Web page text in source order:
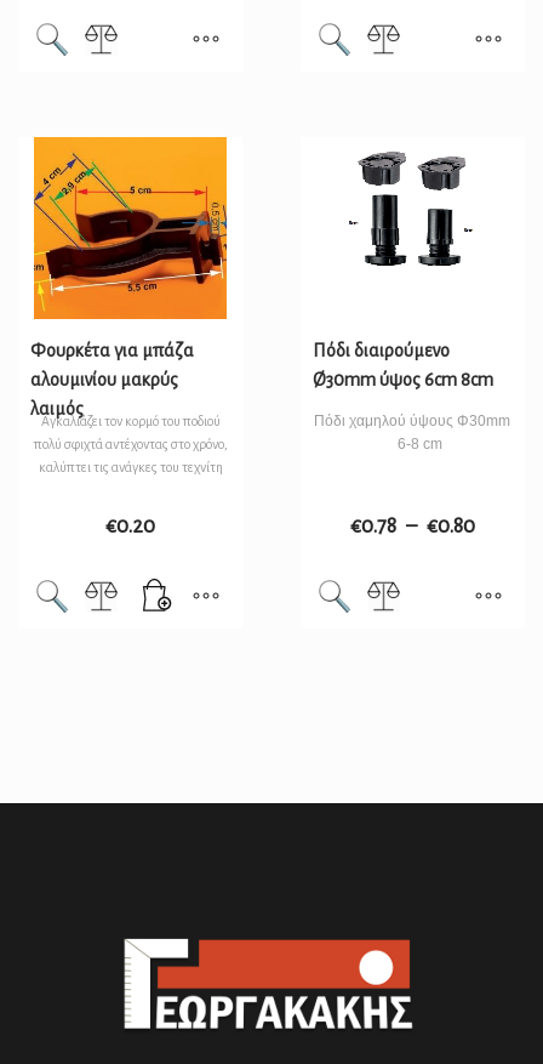
Φουρκέτα για μπάζα
αλουμινίου μακρύς
λαιμός
Αγκαλιάζει τον κορμό του ποδιού
πολύ σφιχτά αντέχοντας στο χρόνο,
καλύπτει τις ανάγκες του τεχνίτη
€0.20
Πόδι διαιρούμενο
Ø30mm ύψος 6cm 8cm
Πόδι χαμηλού ύψους Φ30mm
6-8 cm
€0.78 – €0.80